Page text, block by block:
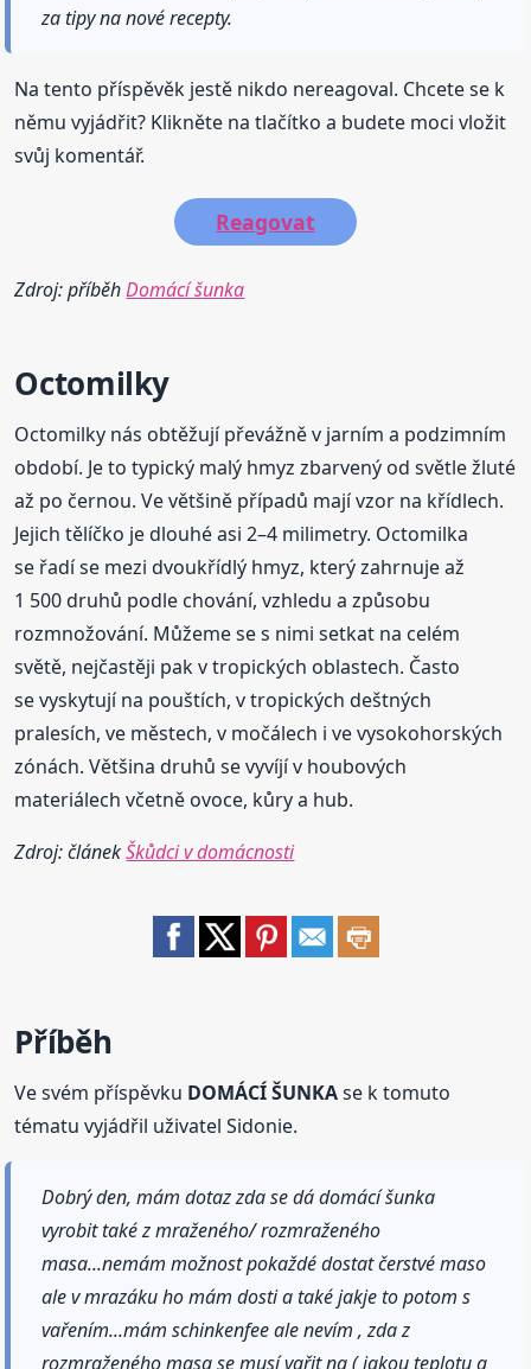
za tipy na nové recepty.
Na tento příspěvěk jestě nikdo nereagoval. Chcete se k
němu vyjádřit? Klikněte na tlačítko a budete moci vložit
svůj komentář.
Reagovat
Zdroj: příběhDomácí šunka
Octomilky
Octomilky nás obtěžují převážně v jarním a podzimním
období. Je to typický malý hmyz zbarvený od světle žluté
až po černou. Ve většině případů mají vzor na křídlech.
Jejich tělíčko je dlouhé asi 2–4 milimetry. Octomilka
se řadí se mezi dvoukřídlý hmyz, který zahrnuje až
1 500 druhů podle chování, vzhledu a způsobu
rozmnožování. Můžeme se s nimi setkat na celém
světě, nejčastěji pak v tropických oblastech. Často
se vyskytují na pouštích, v tropických deštných
pralesích, ve městech, v močálech i ve vysokohorských
zónách. Většina druhů se vyvíjí v houbových
materiálech včetně ovoce, kůry a hub.
Zdroj: článekŠkůdci v domácnosti
Příběh
Ve svém příspěvku DOMÁCÍ ŠUNKAse k tomuto
tématu vyjádřil uživatel Sidonie.
Dobrý den, mám dotaz zda se dá domácí šunka
vyrobit také z mraženého/ rozmraženého
masa...nemám možnost pokaždé dostat čerstvé maso
ale v mrazáku ho mám dosti a také jakje to potom s
vařením...mám schinkenfee ale nevím , zda z
rozmraženého masa se musí vařit na ( jakou teplotu a